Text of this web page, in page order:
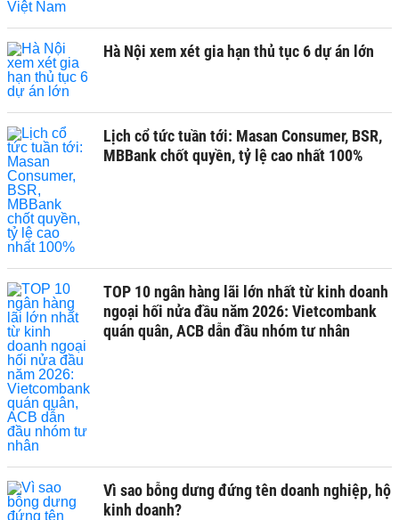
Hà Nội xem xét gia hạn thủ tục 6 dự án lớn
Lịch cổ tức tuần tới: Masan Consumer, BSR,
MBBank chốt quyền, tỷ lệ cao nhất 100%
TOP 10 ngân hàng lãi lớn nhất từ kinh doanh
ngoại hối nửa đầu năm 2026: Vietcombank
quán quân, ACB dẫn đầu nhóm tư nhân
Vì sao bỗng dưng đứng tên doanh nghiệp, hộ
kinh doanh?